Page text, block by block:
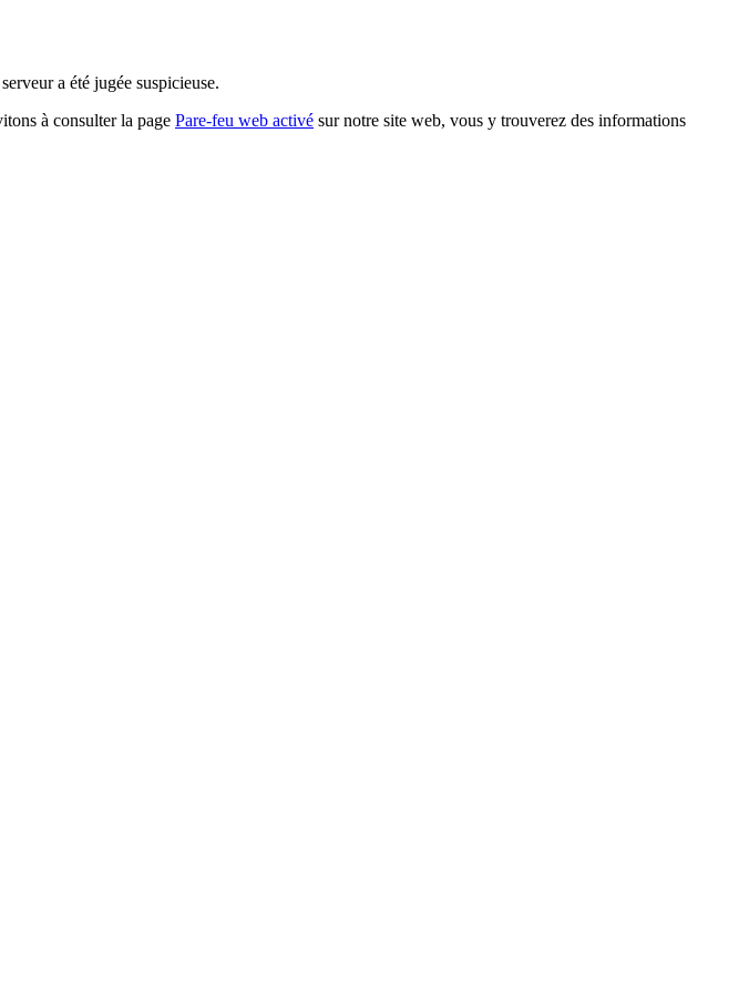
a été jugée suspicieuse.
à consulter la page Pare-feu web activé sur notre site web, vous y trouverez des informations